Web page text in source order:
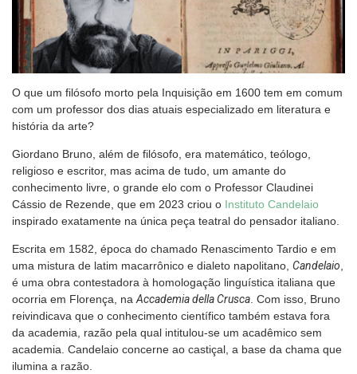
O que um filósofo morto pela Inquisição em 1600 tem em comum
com um professor dos dias atuais especializado em literatura e
história da arte?
Giordano Bruno, além de filósofo, era matemático, teólogo,
religioso e escritor, mas acima de tudo, um amante do
conhecimento livre, o grande elo com o Professor Claudinei
Cássio de Rezende, que em 2023 criou o Instituto Candelaio
inspirado exatamente na única peça teatral do pensador italiano.
Escrita em 1582, época do chamado Renascimento Tardio e em
uma mistura de latim macarrônico e dialeto napolitano, Candelaio,
é uma obra contestadora à homologação linguística italiana que
ocorria em Florença, naAccademia della Crusca. Com isso, Bruno
reivindicava que o conhecimento científico também estava fora
da academia, razão pela qual intitulou-se um acadêmico sem
academia. Candelaio concerne ao castiçal, a base da chama que
ilumina a razão.